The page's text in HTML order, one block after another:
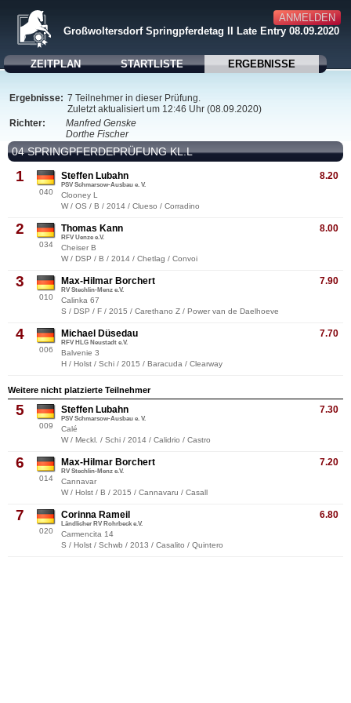
ANMELDEN
Großwoltersdorf Springpferdetag II Late Entry 08.09.2020
ZEITPLAN STARTLISTE ERGEBNISSE
Ergebnisse: 7 Teilnehmer in dieser Prüfung.
Zuletzt aktualisiert um 12:46 Uhr (08.09.2020)
Richter:
Manfred Genske
Dorthe Fischer
04 SPRINGPFERDEPRÜFUNG KL.L
1
040
8.20
Steffen Lubahn
PSV Schmarsow-Ausbau e. V.
Clooney L
W / OS / B / 2014 / Clueso / Corradino
2
034
8.00
Thomas Kann
RFV Uenze e.V.
Cheiser B
W / DSP / B / 2014 / Chetlag / Convoi
3
010
7.90
Max-Hilmar Borchert
RV Stechlin-Menz e.V.
Calinka 67
S / DSP / F / 2015 / Carethano Z / Power van de Daelhoeve
4
006
7.70
Michael Düsedau
RFV HLG Neustadt e.V.
Balvenie 3
H / Holst / Schi / 2015 / Baracuda / Clearway
Weitere nicht platzierte Teilnehmer
5
009
7.30
Steffen Lubahn
PSV Schmarsow-Ausbau e. V.
Calé
W / Meckl. / Schi / 2014 / Calidrio / Castro
6
014
7.20
Max-Hilmar Borchert
RV Stechlin-Menz e.V.
Cannavar
W / Holst / B / 2015 / Cannavaru / Casall
7
020
6.80
Corinna Rameil
Ländlicher RV Rohrbeck e.V.
Carmencita 14
S / Holst / Schwb / 2013 / Casalito / Quintero